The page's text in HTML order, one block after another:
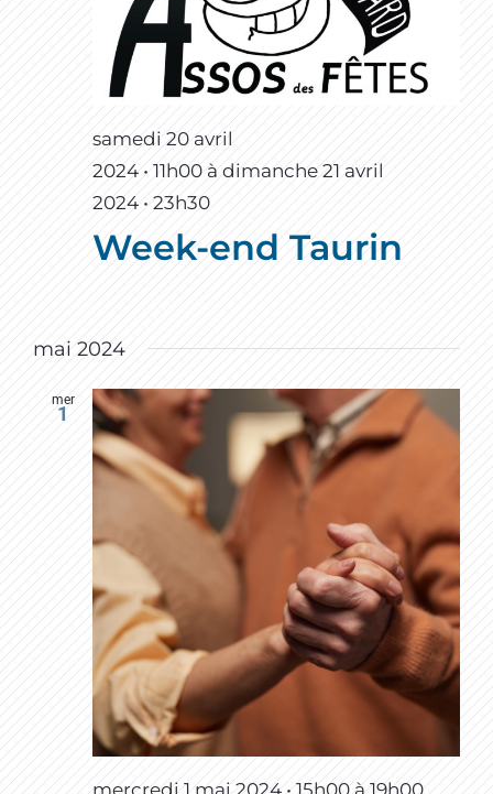
samedi 20 avril
2024 • 11h00 àdimanche 21 avril
2024 • 23h30
Week-end Taurin
mai 2024
mer
1
mercredi 1 mai 2024 • 15h00à19h00